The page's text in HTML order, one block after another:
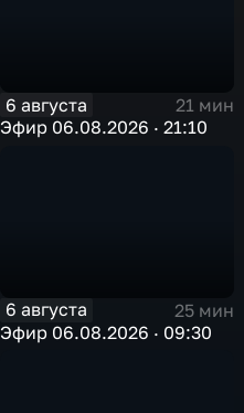
6 августа
21 мин
Эфир 06.08.2026 · 21:10
6 августа
25 мин
Эфир 06.08.2026 · 09:30